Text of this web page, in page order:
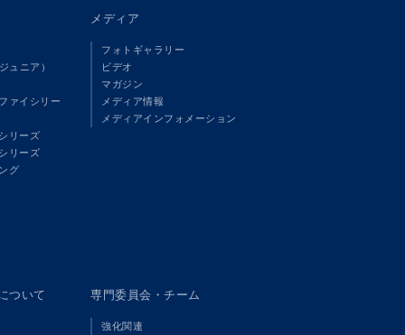
ュニア）
ァイシリー
リーズ
リーズ
グ
メディア
フォトギャラリー
ビデオ
マガジン
メディア情報
メディアインフォメーション
ついて 専門委員会・チーム
強化関連